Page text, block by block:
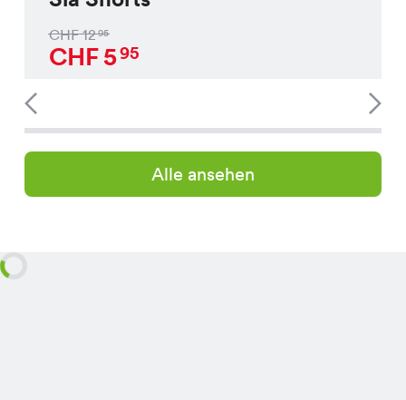
CHF1295
CHF595
Alle ansehen